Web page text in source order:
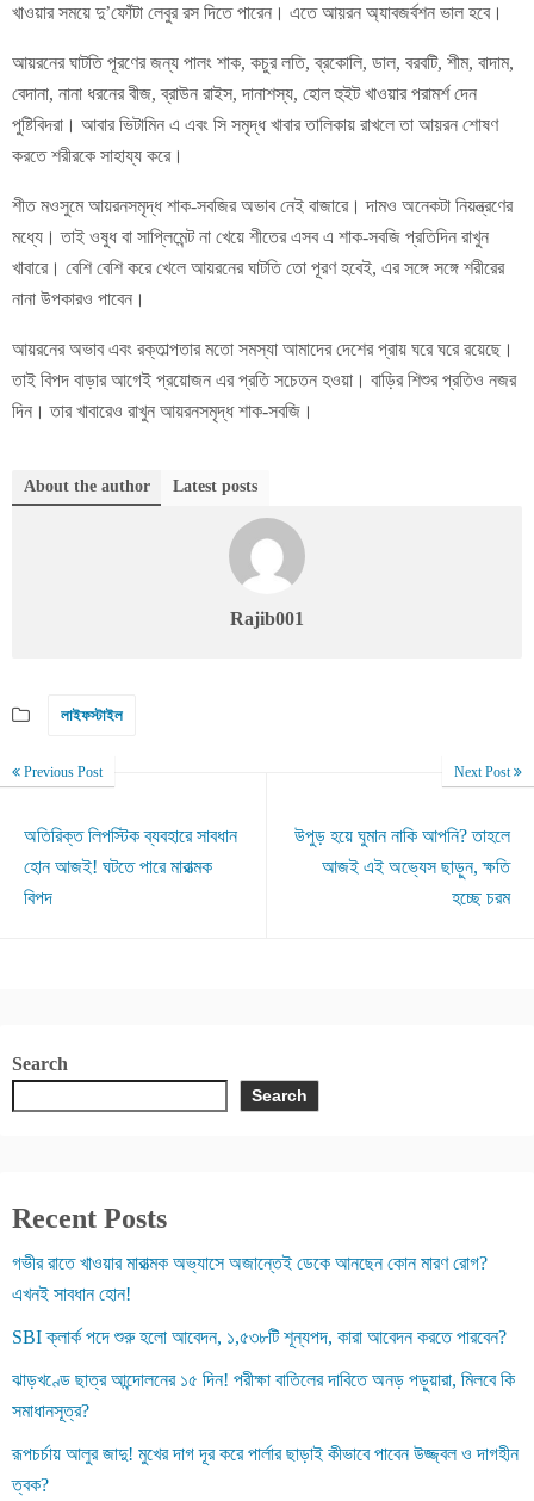
খাওয়ার সময়ে দু’ফোঁটা লেবুর রস দিতে পারেন। এতে আয়রন অ্যাবজর্বশন ভাল হবে।
আয়রনের ঘাটতি পূরণের জন্য পালং শাক, কচুর লতি, ব্রকোলি, ডাল, বরবটি, শীম, বাদাম,
বেদানা, নানা ধরনের বীজ, ব্রাউন রাইস, দানাশস্য, হোল হুইট খাওয়ার পরামর্শ দেন
পুষ্টিবিদরা। আবার ভিটামিন এ এবং সি সমৃদ্ধ খাবার তালিকায় রাখলে তা আয়রন শোষণ
করতে শরীরকে সাহায্য করে।
শীত মওসুমে আয়রনসমৃদ্ধ শাক-সবজির অভাব নেই বাজারে। দামও অনেকটা নিয়ন্ত্রণের
মধ্যে। তাই ওষুধ বা সাপ্লিমেন্ট না খেয়ে শীতের এসব এ শাক-সবজি প্রতিদিন রাখুন
খাবারে। বেশি বেশি করে খেলে আয়রনের ঘাটতি তো পূরণ হবেই, এর সঙ্গে সঙ্গে শরীরের
নানা উপকারও পাবেন।
আয়রনের অভাব এবং রক্তাল্পতার মতো সমস্যা আমাদের দেশের প্রায় ঘরে ঘরে রয়েছে।
তাই বিপদ বাড়ার আগেই প্রয়োজন এর প্রতি সচেতন হওয়া। বাড়ির শিশুর প্রতিও নজর
দিন। তার খাবারেও রাখুন আয়রনসমৃদ্ধ শাক-সবজি।
About the author Latest posts
Rajib001
লাইফস্টাইল
Previous Post
অতিরিক্ত লিপস্টিক ব্যবহারে সাবধান
হোন আজই! ঘটতে পারে মারাত্মক
বিপদ
Next Post
উপুড় হয়ে ঘুমান নাকি আপনি? তাহলে
আজই এই অভ্যেস ছাড়ুন, ক্ষতি
হচ্ছে চরম
Search
Search
Recent Posts
গভীর রাতে খাওয়ার মারাত্মক অভ্যাসে অজান্তেই ডেকে আনছেন কোন মারণ রোগ?
এখনই সাবধান হোন!
SBI ক্লার্ক পদে শুরু হলো আবেদন, ১,৫৩৮টি শূন্যপদ, কারা আবেদন করতে পারবেন?
ঝাড়খণ্ডে ছাত্র আন্দোলনের ১৫ দিন! পরীক্ষা বাতিলের দাবিতে অনড় পড়ুয়ারা, মিলবে কি
সমাধানসূত্র?
রূপচর্চায় আলুর জাদু! মুখের দাগ দূর করে পার্লার ছাড়াই কীভাবে পাবেন উজ্জ্বল ও দাগহীন
ত্বক?